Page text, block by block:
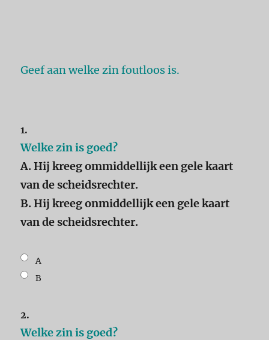
Geef aan welke zin foutloos is.
1.
Welke zin is goed?
A. Hij kreeg ommiddellijk een gele kaart
van de scheidsrechter.
B. Hij kreeg onmiddellijk een gele kaart
van de scheidsrechter.
A
B
2.
Welke zin is goed?